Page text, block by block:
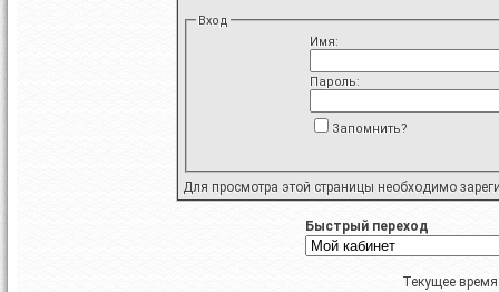
Вход
Имя:
Пароль:
Запомнить?
Для просмотра этой страницы необходимо
Быстрый переход
Текущее